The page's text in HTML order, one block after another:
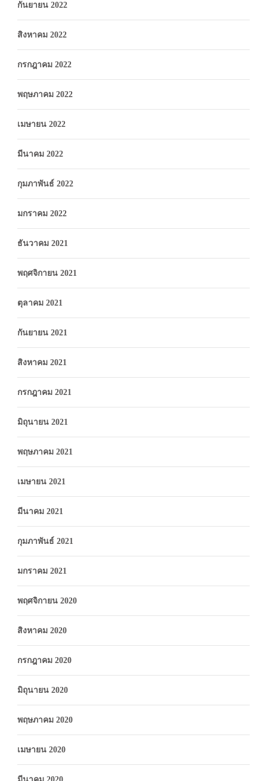
กันยายน 2022
สิงหาคม 2022
กรกฎาคม 2022
พฤษภาคม 2022
เมษายน 2022
มีนาคม 2022
กุมภาพันธ์ 2022
มกราคม 2022
ธันวาคม 2021
พฤศจิกายน 2021
ตุลาคม 2021
กันยายน 2021
สิงหาคม 2021
กรกฎาคม 2021
มิถุนายน 2021
พฤษภาคม 2021
เมษายน 2021
มีนาคม 2021
กุมภาพันธ์ 2021
มกราคม 2021
พฤศจิกายน 2020
สิงหาคม 2020
กรกฎาคม 2020
มิถุนายน 2020
พฤษภาคม 2020
เมษายน 2020